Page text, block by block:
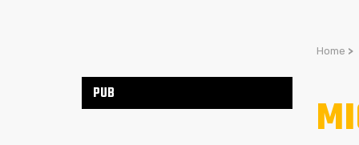
Home >
PUB